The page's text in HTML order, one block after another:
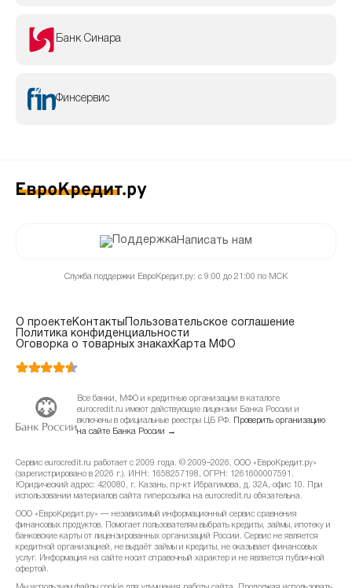
Банк Синара
Финсервис
Написать нам
Служба поддержки ЕвроКредит.ру: с 9:00 до 21:00 по МСК
О проектеКонтакты Пользовательское соглашение
Политика конфиденциальности
Оговорка о товарных знакахКарта МФО
Все банки, МФО и кредитные организации в каталоге
eurocredit.ru имеют действующие лицензии Банка России и
включены в официальные реестры ЦБ РФ.
Проверить организацию
на сайте Банка России →
Сервис eurocredit.ru работает с 2009 года. © 2009–2026, ООО «ЕвроКредит.ру»
(зарегистрировано в 2026 г.). ИНН: 1658257198, ОГРН: 1261600007591.
Юридический адрес: 420080, г. Казань, пр-кт Ибрагимова, д. 32А, офис 10. При
использовании материалов сайта гиперссылка на eurocredit.ru обязательна.
ООО «ЕвроКредит.ру» — независимый информационный сервис сравнения
финансовых продуктов. Помогает пользователям выбрать кредиты, займы, ипотеку и
банковские карты от лицензированных организаций России. Сервис не является
кредитной организацией, не выдаёт займы и кредиты, не оказывает финансовых
услуг. Информация на сайте носит справочный характер и не является публичной
офертой.